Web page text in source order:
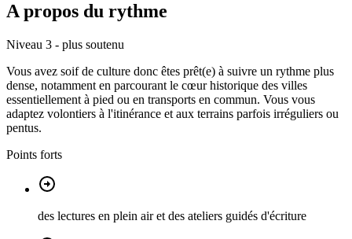
A propos du rythme
Niveau 3 - plus soutenu
Vous avez soif de culture donc êtes prêt(e) à suivre un rythme plus
dense, notamment en parcourant le cœur historique des villes
essentiellement à pied ou en transports en commun. Vous vous
adaptez volontiers à l'itinérance et aux terrains parfois irréguliers ou
pentus.
Points forts
des lectures en plein air et des ateliers guidés d'écriture